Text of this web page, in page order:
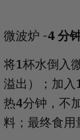
微波炉 -4 分
将1杯水倒入
溢出）；加
热4分钟，不
料；最终食用